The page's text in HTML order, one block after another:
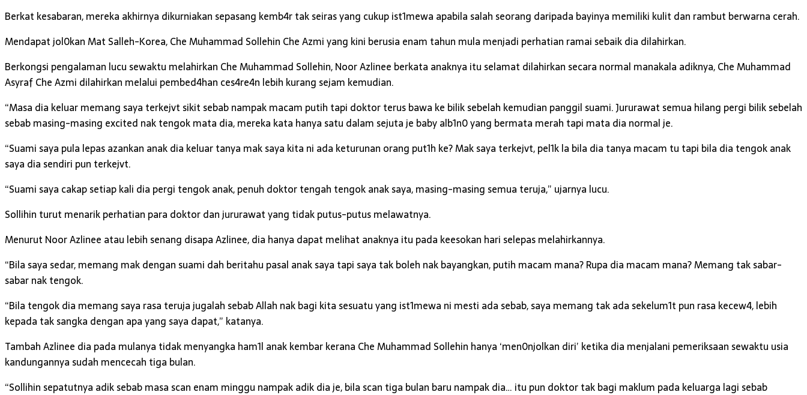
Berkat kesabaran, mereka akhirnya dikurniakan sepasang kemb4r tak seiras yang cukup ist1mewa apabila salah seorang daripada bayinya memiliki kulit dan rambut berwarna cerah.
Mendapat jol0kan Mat Salleh-Korea, Che Muhammad Sollehin Che Azmi yang kini berusia enam tahun mula menjadi perhatian ramai sebaik dia dilahirkan.
Berkongsi pengalaman lucu sewaktu melahirkan Che Muhammad Sollehin, Noor Azlinee berkata anaknya itu selamat dilahirkan secara normal manakala adiknya, Che Muhammad
Asyraf Che Azmi dilahirkan melalui pembed4han ces4re4n lebih kurang sejam kemudian.
“Masa dia keluar memang saya terkejvt sikit sebab nampak macam putih tapi doktor terus bawa ke bilik sebelah kemudian panggil suami. Jururawat semua hilang pergi bilik sebelah
sebab masing-masing excited nak tengok mata dia, mereka kata hanya satu dalam sejuta je baby alb1n0 yang bermata merah tapi mata dia normal je.
“Suami saya pula lepas azankan anak dia keluar tanya mak saya kita ni ada keturunan orang put1h ke? Mak saya terkejvt, pel1k la bila dia tanya macam tu tapi bila dia tengok anak
saya dia sendiri pun terkejvt.
“Suami saya cakap setiap kali dia pergi tengok anak, penuh doktor tengah tengok anak saya, masing-masing semua teruja,” ujarnya lucu.
Sollihin turut menarik perhatian para doktor dan jururawat yang tidak putus-putus melawatnya.
Menurut Noor Azlinee atau lebih senang disapa Azlinee, dia hanya dapat melihat anaknya itu pada keesokan hari selepas melahirkannya.
“Bila saya sedar, memang mak dengan suami dah beritahu pasal anak saya tapi saya tak boleh nak bayangkan, putih macam mana? Rupa dia macam mana? Memang tak sabar-
sabar nak tengok.
“Bila tengok dia memang saya rasa teruja jugalah sebab Allah nak bagi kita sesuatu yang ist1mewa ni mesti ada sebab, saya memang tak ada sekelum1t pun rasa kecew4, lebih
kepada tak sangka dengan apa yang saya dapat,” katanya.
Tambah Azlinee dia pada mulanya tidak menyangka ham1l anak kembar kerana Che Muhammad Sollehin hanya ‘men0njolkan diri’ ketika dia menjalani pemeriksaan sewaktu usia
kandungannya sudah mencecah tiga bulan.
“Sollihin sepatutnya adik sebab masa scan enam minggu nampak adik dia je, bila scan tiga bulan baru nampak dia… itu pun doktor tak bagi maklum pada keluarga lagi sebab